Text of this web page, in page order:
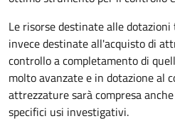
Le risorse destinate alle
invece destinate all'acquisto di
controllo a completamento di
molto avanzate e in dotazione al
attrezzature sarà compresa
specifici usi investigativi.